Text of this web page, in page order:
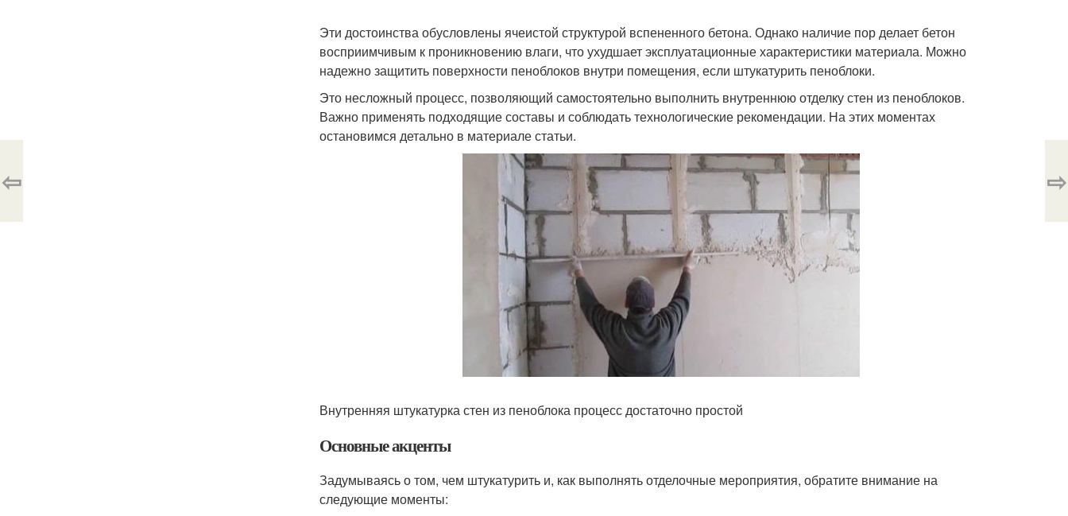
Эти достоинства обусловлены ячеистой структурой вспененного бетона. Однако наличие пор делает бетон
восприимчивым к проникновению влаги, что ухудшает эксплуатационные характеристики материала. Можно
надежно защитить поверхности пеноблоков внутри помещения, если штукатурить пеноблоки.
Это несложный процесс, позволяющий самостоятельно выполнить внутреннюю отделку стен из пеноблоков.
Важно применять подходящие составы и соблюдать технологические рекомендации. На этих моментах
остановимся детально в материале статьи.
Внутренняя штукатурка стен из пеноблока процесс достаточно простой
Основные акценты
Задумываясь о том, чем штукатурить и, как выполнять отделочные мероприятия, обратите внимание на
следующие моменты:
⇦ ⇨